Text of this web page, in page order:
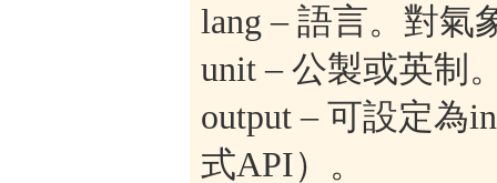
lang – 語言。對氣
unit – 公製或英制
output – 可設定為
式API）。